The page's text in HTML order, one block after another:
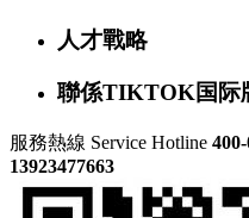
人才戰略
聯係TIKTOK国际
服務熱線 Service Hotline
13923477663